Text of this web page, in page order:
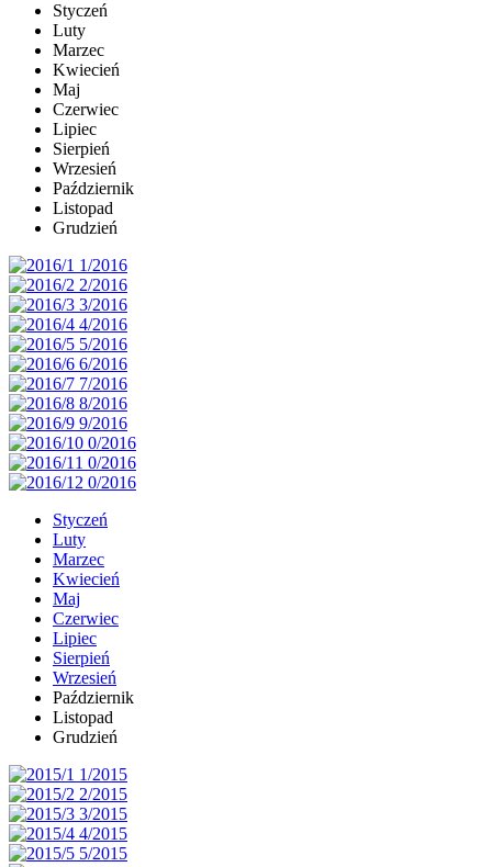
Styczeń
Luty
Marzec
Kwiecień
Maj
Czerwiec
Lipiec
Sierpień
Wrzesień
Październik
Listopad
Grudzień
Styczeń
Luty
Marzec
Kwiecień
Maj
Czerwiec
Lipiec
Sierpień
Wrzesień
Październik
Listopad
Grudzień